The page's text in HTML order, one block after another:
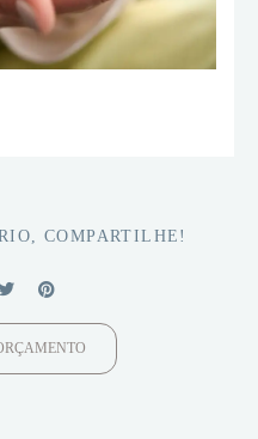
COMPARTILHE!